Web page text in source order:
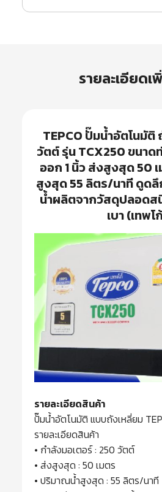
รายละเอียดเ
TEPCO ปั๊มน้ำอัตโนมัติ
วัตต์ รุ่น TCX250 ขนาด
ออก 1 นิ้ว ส่งสูงสุด 50
สูงสุด 55 ลิตร/นาที ดูดลึ
น้ำผลิตจากวัสดุปลอดส
เบา (เทพโ
รายละเอียดสินค้า
ปั๊มน้ำอัตโนมัติ แบบถังเหลี่ยม
รายละเอียดสินค้า
• กำลังมอเตอร์ : 250 วัตต์
• ส่งสูงสุด : 50 เมตร
• ปริมาณน้ำสูงสุด : 55 ลิตร/นาที